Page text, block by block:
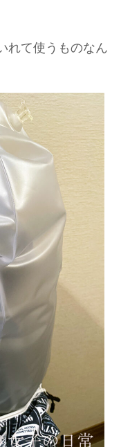
れて使うものなん